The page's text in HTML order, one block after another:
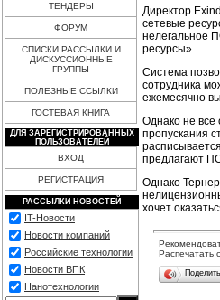
ТЕНДЕРЫ
ФОРУМ
СПИСКИ РАССЫЛКИ И
ДИСКУССИОННЫЕ
ГРУППЫ
ПОЛЕЗНЫЕ ССЫЛКИ
ГОСТЕВАЯ КНИГА
ДЛЯ ЗАРЕГИСТРИРОВАННЫХ
ПОЛЬЗОВАТЕЛЕЙ
ВХОД
РЕГИСТРАЦИЯ
РАССЫЛКИ НОВОСТЕЙ
IT-Новости
Новости компаний
Российские технологии
Новости ВПК
Нанотехнологии
Директор
сетевые
нелегальное
ресурсы».
Система
сотрудника
ежемесячно
Однако не все
пропускания
предлагают
Однако
хочет
Распечатать